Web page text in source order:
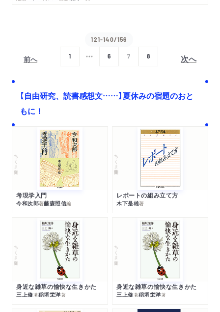
前へ
121-140/156
1 6 7 8 次へ
【自由研究、読書感想文……】夏休みの宿題のおと
もに！
ちくま文庫
考現学入門
今和次郎著藤森照信編
ちくま学芸文庫
レポートの組み立て方
木下是雄著
ちくま文庫
身近な雑草の愉快な生きかた
三上修著稲垣栄洋著
ちくま文庫
身近な雑草の愉快な生きかた
三上修著稲垣栄洋著